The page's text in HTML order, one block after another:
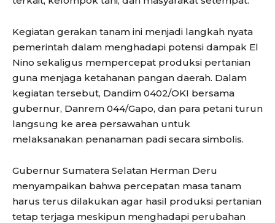
Kegiatan gerakan tanam ini menjadi langkah nyata
pemerintah dalam menghadapi potensi dampak El
Nino sekaligus mempercepat produksi pertanian
guna menjaga ketahanan pangan daerah. Dalam
kegiatan tersebut, Dandim 0402/OKI bersama
gubernur, Danrem 044/Gapo, dan para petani turun
langsung ke area persawahan untuk
melaksanakan penanaman padi secara simbolis.
Gubernur Sumatera Selatan Herman Deru
menyampaikan bahwa percepatan masa tanam
harus terus dilakukan agar hasil produksi pertanian
tetap terjaga meskipun menghadapi perubahan